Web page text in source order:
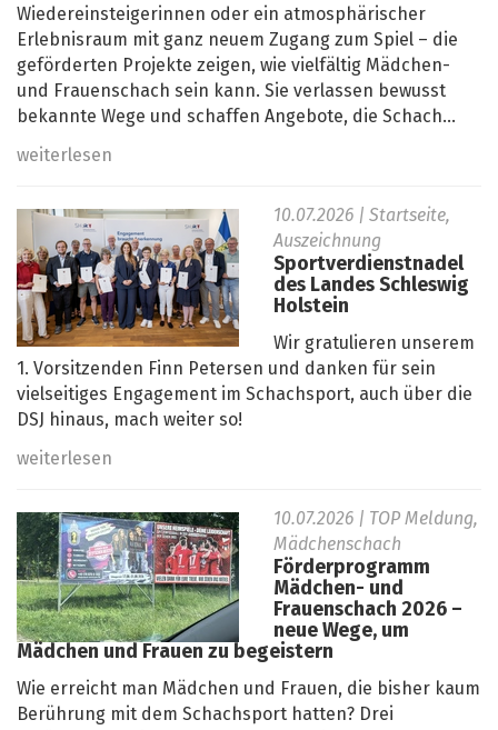
Wiedereinsteigerinnen oder ein atmosphärischer
Erlebnisraum mit ganz neuem Zugang zum Spiel – die
geförderten Projekte zeigen, wie vielfältig Mädchen-
und Frauenschach sein kann. Sie verlassen bewusst
bekannte Wege und schaffen Angebote, die Schach...
weiterlesen
10.07.2026 | Startseite,
Auszeichnung
Sportverdienstnadel
des Landes Schleswig
Holstein
Wir gratulieren unserem
1. Vorsitzenden Finn Petersen und danken für sein
vielseitiges Engagement im Schachsport, auch über die
DSJ hinaus, mach weiter so!
weiterlesen
10.07.2026 | TOP Meldung,
Mädchenschach
Förderprogramm
Mädchen- und
Frauenschach 2026 –
neue Wege, um
Mädchen und Frauen zu begeistern
Wie erreicht man Mädchen und Frauen, die bisher kaum
Berührung mit dem Schachsport hatten? Drei